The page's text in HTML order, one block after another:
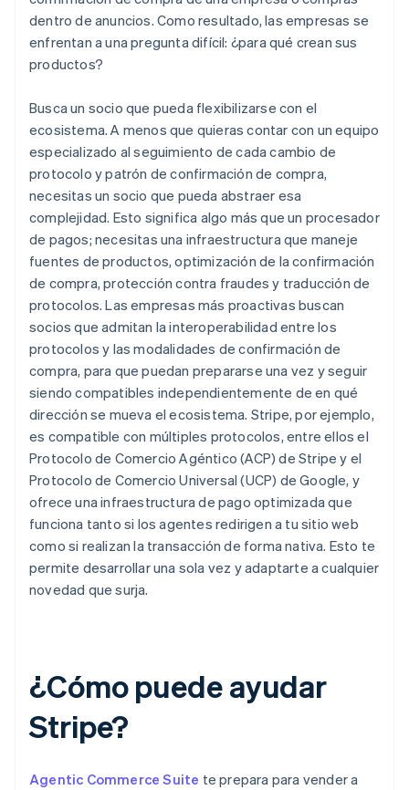
dentro de anuncios. Como resultado, las empresas se
enfrentan a una pregunta difícil: ¿para qué crean sus
productos?
Busca un socio que pueda flexibilizarse con el
ecosistema. A menos que quieras contar con un equipo
especializado al seguimiento de cada cambio de
protocolo y patrón de confirmación de compra,
necesitas un socio que pueda abstraer esa
complejidad. Esto significa algo más que un procesador
de pagos; necesitas una infraestructura que maneje
fuentes de productos, optimización de la confirmación
de compra, protección contra fraudes y traducción de
protocolos. Las empresas más proactivas buscan
socios que admitan la interoperabilidad entre los
protocolos y las modalidades de confirmación de
compra, para que puedan prepararse una vez y seguir
siendo compatibles independientemente de en qué
dirección se mueva el ecosistema. Stripe, por ejemplo,
es compatible con múltiples protocolos, entre ellos el
Protocolo de Comercio Agéntico (ACP) de Stripe y el
Protocolo de Comercio Universal (UCP) de Google, y
ofrece una infraestructura de pago optimizada que
funciona tanto si los agentes redirigen a tu sitio web
como si realizan la transacción de forma nativa. Esto te
permite desarrollar una sola vez y adaptarte a cualquier
novedad que surja.
¿Cómo puede ayudar
Stripe?
Agentic Commerce Suite te prepara para vender a